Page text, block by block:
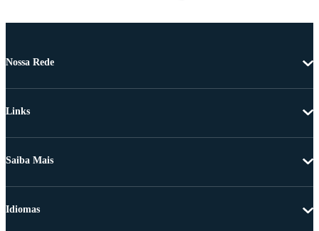
Nossa Rede
Links
Saiba Mais
Idiomas